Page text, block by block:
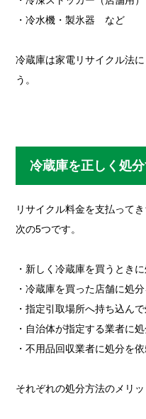
・冷水機・製氷器 など
冷蔵庫は家電リサイクル法
う。
冷蔵庫を正しく処
リサイクル料金を支払って
次の5つです。
・新しく冷蔵庫を買うとき
・冷蔵庫を買った店舗に処
・指定引取場所へ持ち込ん
・自治体が指定する業者に
・不用品回収業者に処分を
それぞれの処分方法のメリ